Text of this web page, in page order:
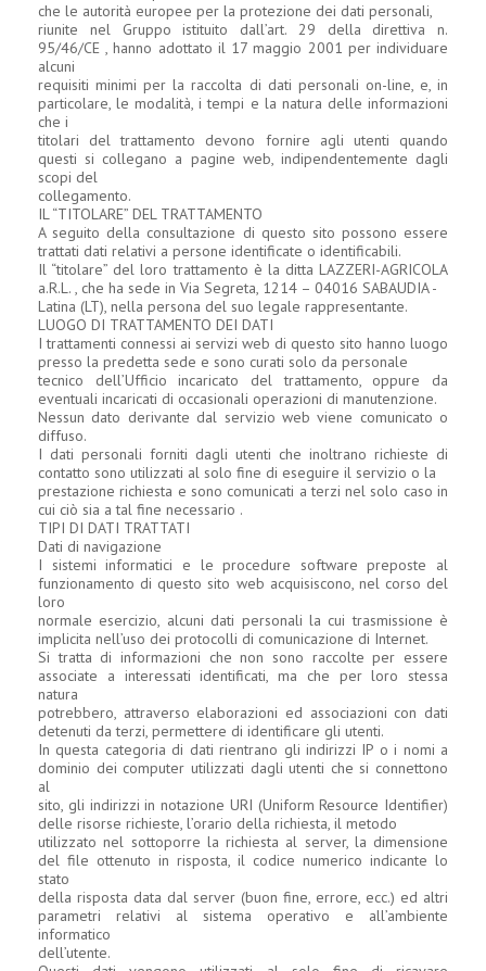
che le autorità europee per la protezione dei dati personali,
riunite nel Gruppo istituito dall’art. 29 della direttiva n.
95/46/CE , hanno adottato il 17 maggio 2001 per individuare
alcuni
requisiti minimi per la raccolta di dati personali on-line, e, in
particolare, le modalità, i tempi e la natura delle informazioni
che i
titolari del trattamento devono fornire agli utenti quando
questi si collegano a pagine web, indipendentemente dagli
scopi del
collegamento.
IL “TITOLARE” DEL TRATTAMENTO
A seguito della consultazione di questo sito possono essere
trattati dati relativi a persone identificate o identificabili.
Il “titolare” del loro trattamento è la ditta LAZZERI-AGRICOLA
a.R.L. , che ha sede in Via Segreta, 1214 – 04016 SABAUDIA -
Latina (LT), nella persona del suo legale rappresentante.
LUOGO DI TRATTAMENTO DEI DATI
I trattamenti connessi ai servizi web di questo sito hanno luogo
presso la predetta sede e sono curati solo da personale
tecnico dell’Ufficio incaricato del trattamento, oppure da
eventuali incaricati di occasionali operazioni di manutenzione.
Nessun dato derivante dal servizio web viene comunicato o
diffuso.
I dati personali forniti dagli utenti che inoltrano richieste di
contatto sono utilizzati al solo fine di eseguire il servizio o la
prestazione richiesta e sono comunicati a terzi nel solo caso in
cui ciò sia a tal fine necessario .
TIPI DI DATI TRATTATI
Dati di navigazione
I sistemi informatici e le procedure software preposte al
funzionamento di questo sito web acquisiscono, nel corso del
loro
normale esercizio, alcuni dati personali la cui trasmissione è
implicita nell’uso dei protocolli di comunicazione di Internet.
Si tratta di informazioni che non sono raccolte per essere
associate a interessati identificati, ma che per loro stessa
natura
potrebbero, attraverso elaborazioni ed associazioni con dati
detenuti da terzi, permettere di identificare gli utenti.
In questa categoria di dati rientrano gli indirizzi IP o i nomi a
dominio dei computer utilizzati dagli utenti che si connettono
al
sito, gli indirizzi in notazione URI (Uniform Resource Identifier)
delle risorse richieste, l’orario della richiesta, il metodo
utilizzato nel sottoporre la richiesta al server, la dimensione
del file ottenuto in risposta, il codice numerico indicante lo
stato
della risposta data dal server (buon fine, errore, ecc.) ed altri
parametri relativi al sistema operativo e all’ambiente
informatico
dell’utente.